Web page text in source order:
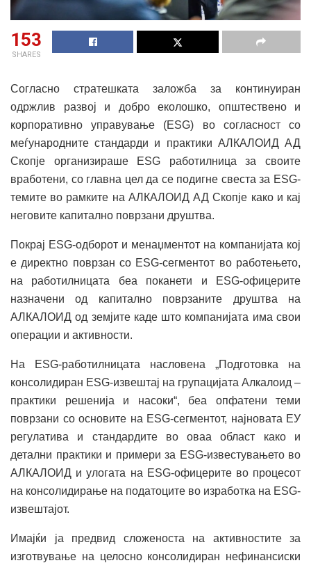
153
SHARES
Согласно стратешката заложба за континуиран
одржлив развој и добро еколошко, општествено и
корпоративно управување (ESG) во согласност со
меѓународните стандарди и практики АЛКАЛОИД АД
Скопје организираше ESG работилница за своите
вработени, со главна цел да се подигне свеста за ESG-
темите во рамките на АЛКАЛОИД АД Скопје како и кај
неговите капитално поврзани друштва.
Покрај ESG-одборот и менаџментот на компанијата кој
е директно поврзан со ESG-сегментот во работењето,
на работилницата беа поканети и ESG-офицерите
назначени од капитално поврзаните друштва на
АЛКАЛОИД од земјите каде што компанијата има свои
операции и активности.
На ESG-работилницата насловена „Подготовка на
консолидиран ESG-извештај на групацијата Алкалоид –
практики решенија и насоки“, беа опфатени теми
поврзани со основите на ESG-сегментот, најновата ЕУ
регулатива и стандардите во оваа област како и
детални практики и примери за ESG-известувањето во
АЛКАЛОИД и улогата на ESG-офицерите во процесот
на консолидирање на податоците во изработка на ESG-
извештајот.
Имајќи ја предвид сложеноста на активностите за
изготвување на целосно консолидиран нефинансиски